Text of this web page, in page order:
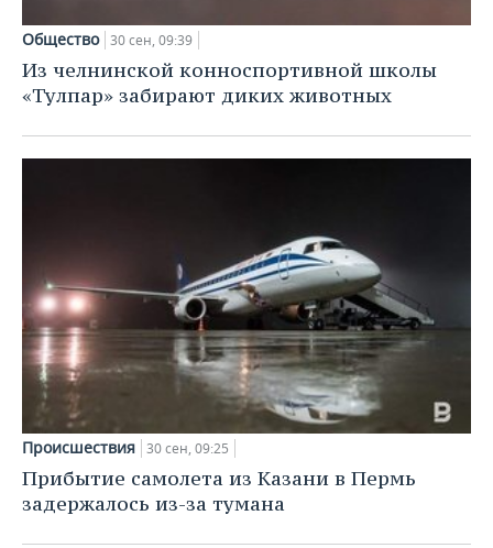
Общество 30 сен, 09:39
Из челнинской конноспортивной школы
«Тулпар» забирают диких животных
Происшествия 30 сен, 09:25
Прибытие самолета из Казани в Пермь
задержалось из-за тумана